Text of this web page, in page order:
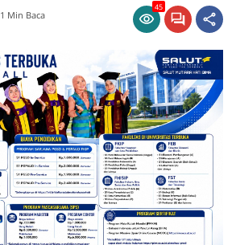
1 Min Baca
45